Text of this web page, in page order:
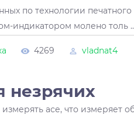
по технологии
индикатором молено толь
4269
vladnat4
незрячих
асе, что измеряет